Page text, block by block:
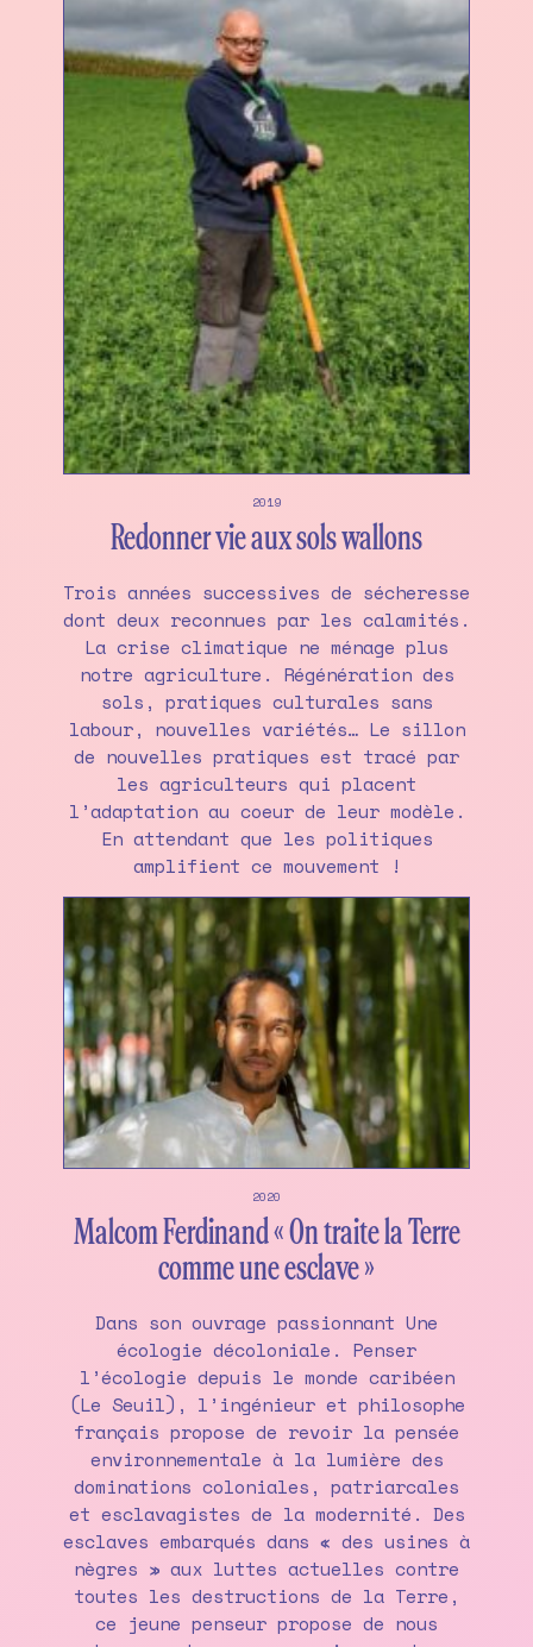
2019
Redonner vie aux sols wallons
Trois années successives de sécheresse
dont deux reconnues par les calamités.
La crise climatique ne ménage plus
notre agriculture. Régénération des
sols, pratiques culturales sans
labour, nouvelles variétés… Le sillon
de nouvelles pratiques est tracé par
les agriculteurs qui placent
l’adaptation au coeur de leur modèle.
En attendant que les politiques
amplifient ce mouvement !
2020
Malcom Ferdinand « On traite la Terre
comme une esclave »
Dans son ouvrage passionnant Une
écologie décoloniale. Penser
l’écologie depuis le monde caribéen
(Le Seuil), l’ingénieur et philosophe
français propose de revoir la pensée
environnementale à la lumière des
dominations coloniales, patriarcales
et esclavagistes de la modernité. Des
esclaves embarqués dans « des usines à
nègres » aux luttes actuelles contre
toutes les destructions de la Terre,
ce jeune penseur propose de nous